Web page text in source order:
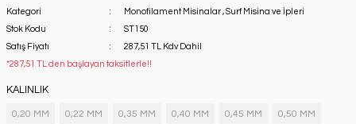
Kategori Monofilament Misinalar ,Surf Misina ve İpleri
Stok Kodu
ST150
Satış Fiyatı
287,51 TL Kdv Dahil
*287,51 TL den başlayan taksitlerle!!
KALINLIK
0,20 MM 0,22 MM 0,35 MM 0,40 MM 0,45 MM 0,50 MM